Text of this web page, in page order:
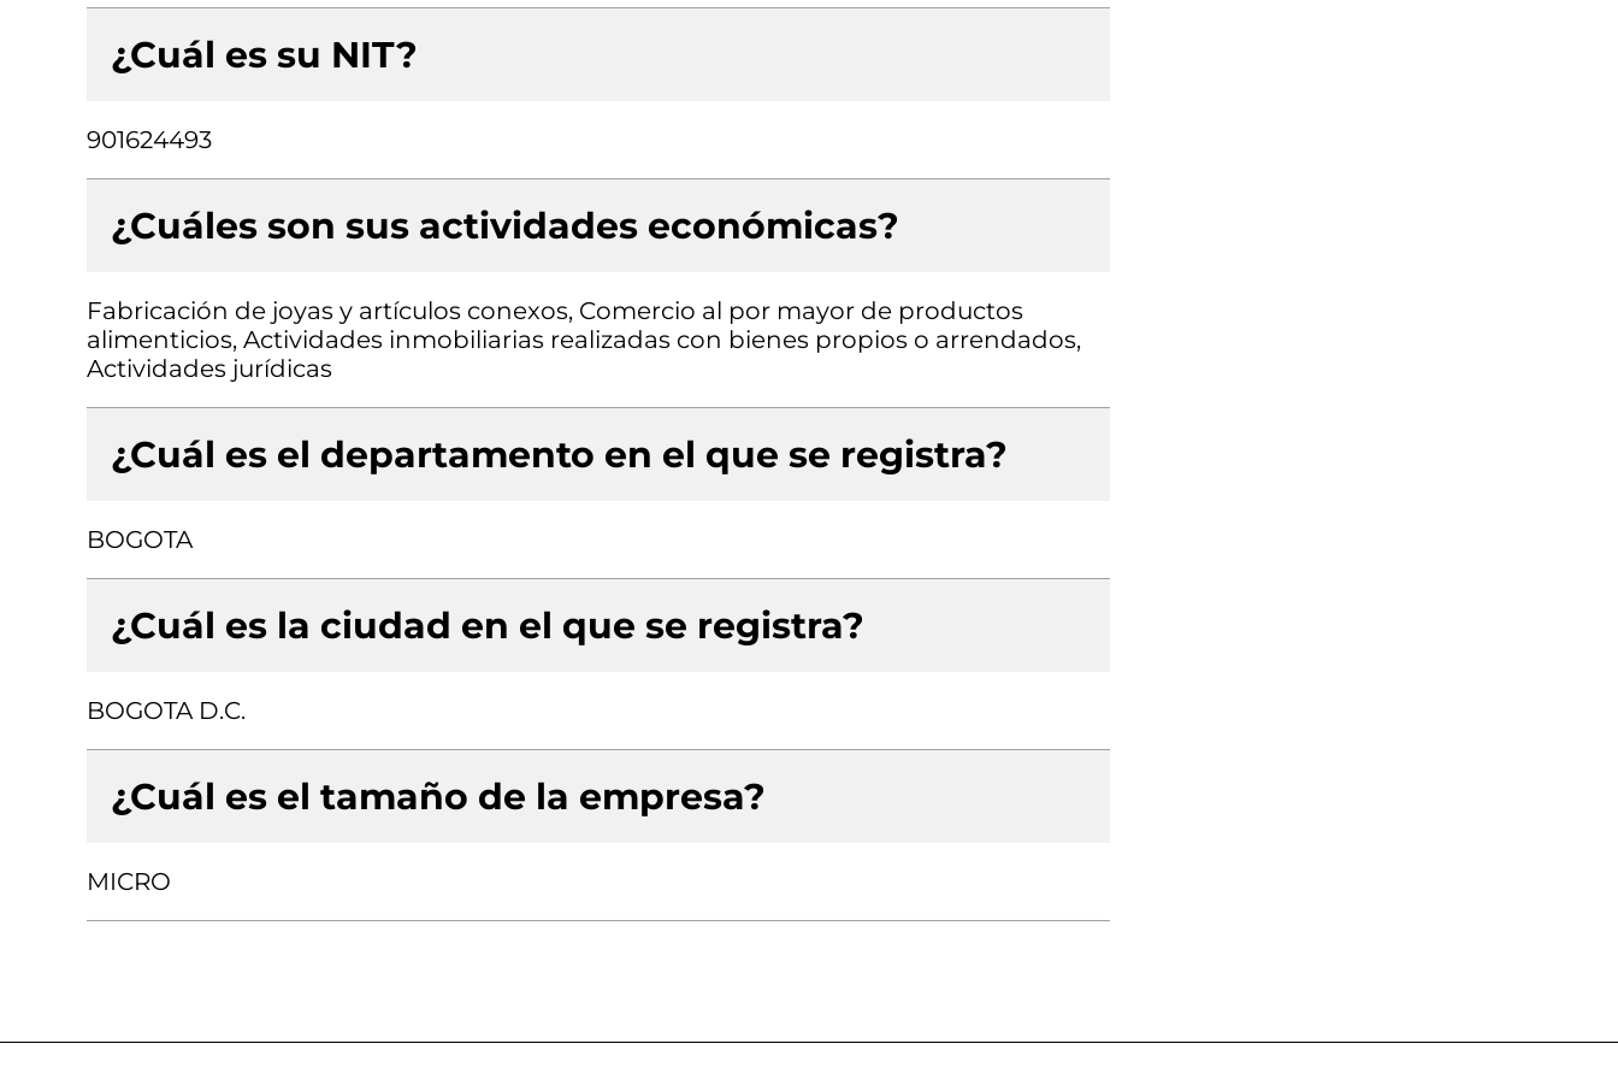
¿Cuál es su NIT?
901624493
¿Cuáles son sus actividades económicas?
Fabricación de joyas y artículos conexos, Comercio al por mayor de productos
alimenticios, Actividades inmobiliarias realizadas con bienes propios o arrendados,
Actividades jurídicas
¿Cuál es el departamento en el que se registra?
BOGOTA
¿Cuál es la ciudad en el que se registra?
BOGOTA D.C.
¿Cuál es el tamaño de la empresa?
MICRO